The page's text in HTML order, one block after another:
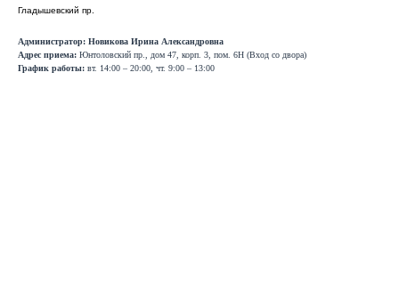
Гладышевский пр.
Администратор: Новикова Ирина Александровна
Адрес приема: Юнтоловский пр., дом 47, корп. 3, пом. 6Н (Вход со двора)
График работы: вт. 14:00 – 20:00, чт. 9:00 – 13:00